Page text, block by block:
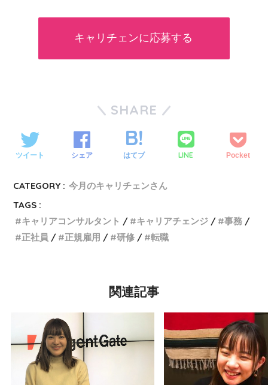
キャリチェンに応募する
SHARE
ツイート シェア はてブ LINE Pocket
CATEGORY : 今月のキャリチェンさん
TAGS :
キャリアコンサルタント
キャリアチェンジ
事務
正社員
正規雇用 研修 転職
関連記事